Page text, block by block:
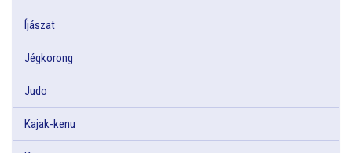
Íjászat
Jégkorong
Judo
Kajak-kenu